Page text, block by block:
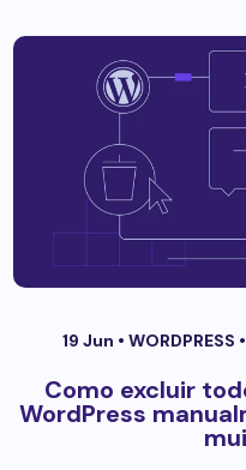
19 Jun • WORDPRESS •
Como excluir
WordPress